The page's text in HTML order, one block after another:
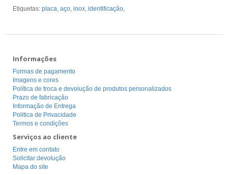
Etiquetas: placa, aço, inox, identificação,
Informações
Formas de pagamento
Imagens e cores
Política de troca e devolução de produtos personalizados
Prazo de fabricação
Informação de Entrega
Politica de Privacidade
Termos e condições
Serviços ao cliente
Entre em contato
Solicitar devolução
Mapa do site